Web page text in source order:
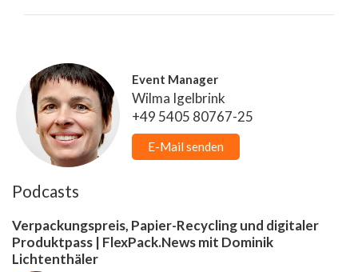
Event Manager
Wilma Igelbrink
+49 5405 80767-25
E-Mail senden
Podcasts
Verpackungspreis, Papier-Recycling und digitaler
Produktpass | FlexPack.News mit Dominik
Lichtenthäler